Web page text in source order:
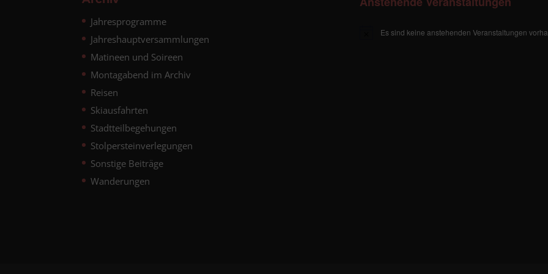
Jahresprogramme
Jahreshauptversammlungen
Matineen und Soireen
Montagabend im Archiv
Reisen
Skiausfahrten
Stadtteilbegehungen
Stolpersteinverlegungen
Sonstige Beiträge
Wanderungen
Es sind keine anstehenden Veranstaltungen